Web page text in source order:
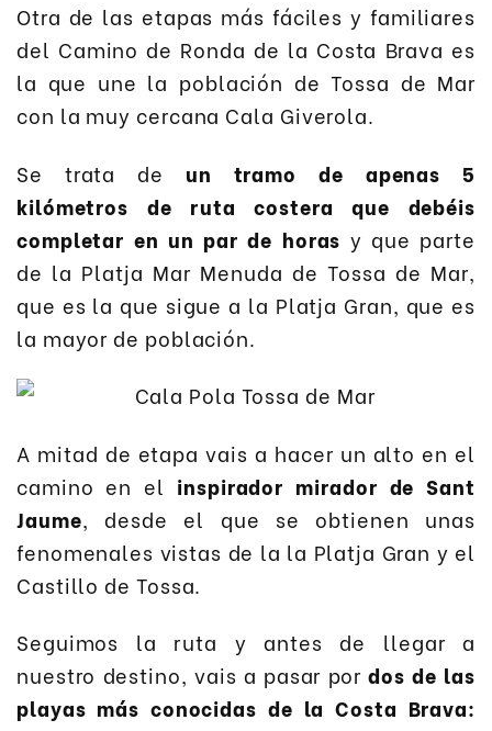
Otra de las etapas más fáciles y familiares
del Camino de Ronda de la Costa Brava es
la que une la población de Tossa de Mar
con la muy cercana Cala Giverola.
Se trata de un tramo de apenas 5
kilómetros de ruta costera que debéis
completar en un par de horas y que parte
de la Platja Mar Menuda de Tossa de Mar,
que es la que sigue a la Platja Gran, que es
la mayor de población.
A mitad de etapa vais a hacer un alto en el
camino en el inspirador mirador de Sant
Jaume, desde el que se obtienen unas
fenomenales vistas de la la Platja Gran y el
Castillo de Tossa.
Seguimos la ruta y antes de llegar a
nuestro destino, vais a pasar pordos de las
playas más conocidas de la Costa Brava: